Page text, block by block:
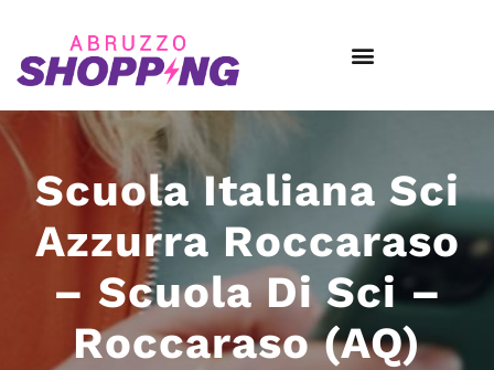
Scuola Italiana Sci
Azzurra Roccaraso
– Scuola Di Sci –
Roccaraso (AQ)